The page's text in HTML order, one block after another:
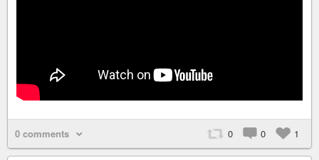
0 comments 0 0 1